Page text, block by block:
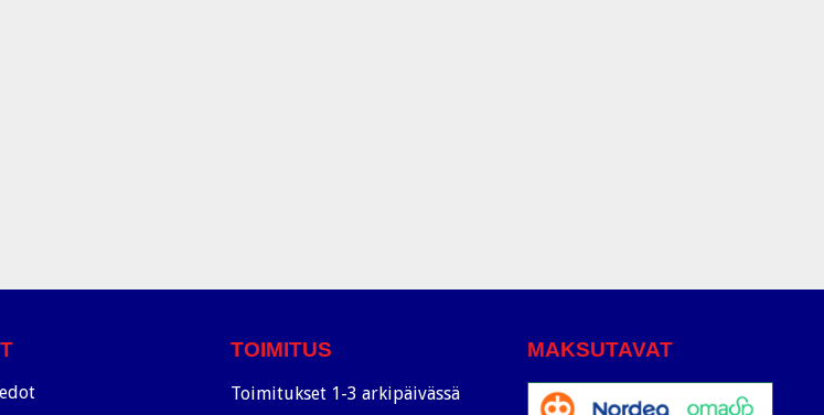
TOIMITUS
Toimitukset 1-3 arkipäivässä
MAKSUTAVAT